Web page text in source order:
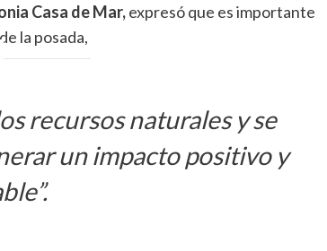
Casa de Mar,expresó que es importante
la posada,
recursos naturales y se
un impacto positivo y
”.